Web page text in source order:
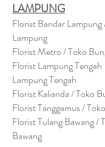
LAMPUNG
Florist Bandar
Lampung
Florist Metro / Toko
Florist Lampung
Lampung Tengah
Florist Kalianda / Toko
Florist Tanggamus /
Florist Tulang Bawang /
Bawang